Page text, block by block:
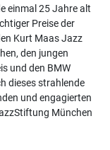
einmal 25 Jahre alt
Preise der
Kurt Maas Jazz
den jungen
und den BMW
dieses strahlende
und engagierten
München